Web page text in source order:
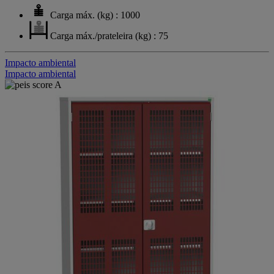
Carga máx. (kg) : 1000
Carga máx./prateleira (kg) : 75
Impacto ambiental
Impacto ambiental